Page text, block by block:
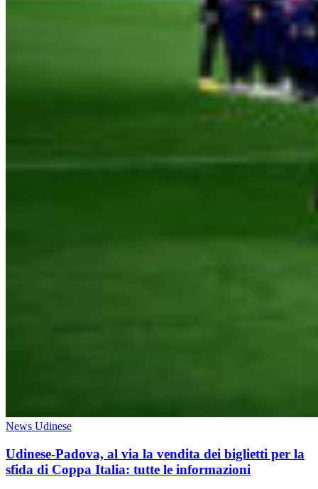
News Udinese
Udinese-Padova, al via la vendita dei biglietti per la
sfida di Coppa Italia: tutte le informazioni